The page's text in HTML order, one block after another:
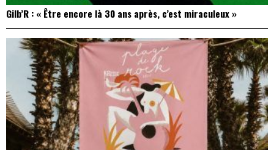
Gilb’R : « Être encore là 30 ans après, c’est miraculeux »